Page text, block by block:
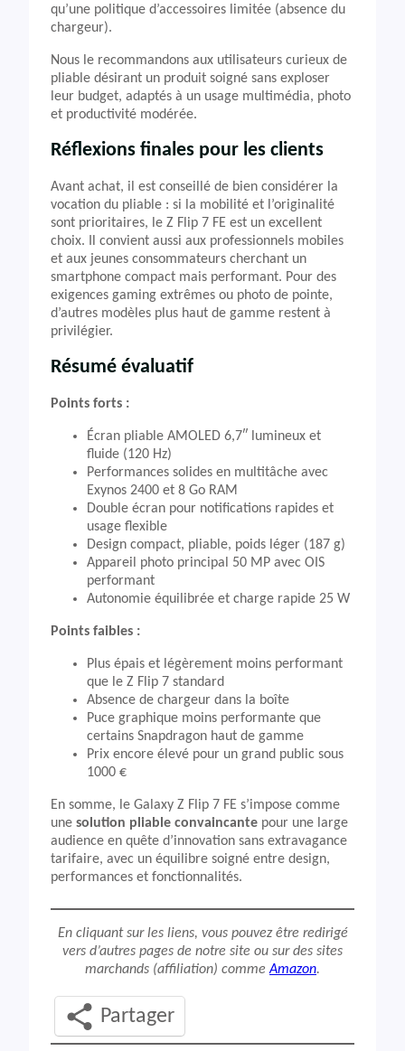
qu’une politique d’accessoires limitée (absence du
chargeur).
Nous le recommandons aux utilisateurs curieux de
pliable désirant un produit soigné sans exploser
leur budget, adaptés à un usage multimédia, photo
et productivité modérée.
Réflexions finales pour les clients
Avant achat, il est conseillé de bien considérer la
vocation du pliable : si la mobilité et l’originalité
sont prioritaires, le Z Flip 7 FE est un excellent
choix. Il convient aussi aux professionnels mobiles
et aux jeunes consommateurs cherchant un
smartphone compact mais performant. Pour des
exigences gaming extrêmes ou photo de pointe,
d’autres modèles plus haut de gamme restent à
privilégier.
Résumé évaluatif
Points forts :
Écran pliable AMOLED 6,7″ lumineux et
fluide (120 Hz)
Performances solides en multitâche avec
Exynos 2400 et 8 Go RAM
Double écran pour notifications rapides et
usage flexible
Design compact, pliable, poids léger (187 g)
Appareil photo principal 50 MP avec OIS
performant
Autonomie équilibrée et charge rapide 25 W
Points faibles :
Plus épais et légèrement moins performant
que le Z Flip 7 standard
Absence de chargeur dans la boîte
Puce graphique moins performante que
certains Snapdragon haut de gamme
Prix encore élevé pour un grand public sous
1000 €
En somme, le Galaxy Z Flip 7 FE s’impose comme
une solution pliable convaincante pour une large
audience en quête d’innovation sans extravagance
tarifaire, avec un équilibre soigné entre design,
performances et fonctionnalités.
En cliquant sur les liens, vous pouvez être redirigé
vers d’autres pages de notre site ou sur des sites
marchands (affiliation) commeAmazon.
Partager